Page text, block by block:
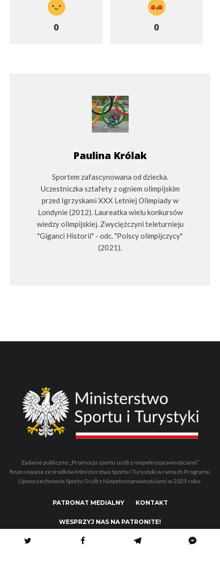
0 0
Paulina Królak
Sportem zafascynowana od dziecka.
Uczestniczka sztafety z ogniem olimpijskim
przed Igrzyskami XXX Letniej Olimpiady w
Londynie (2012). Laureatka wielu konkursów
wiedzy olimpijskiej. Zwyciężczyni teleturnieju
"Giganci Historii" - odc. "Polscy olimpijczycy"
(2021).
Zadanie publiczne „Promocja sportu osób z niepełnosprawnościami”
finansowane ze środków Ministerstwa Sportu i Turystyki w ramach Programu
Upowszechniania Sportu Osób z Niepełnosprawnościami w 2025 roku.
PATRONAT MEDIALNY KONTAKT
WESPRZYJ NAS NA PATRONITE!